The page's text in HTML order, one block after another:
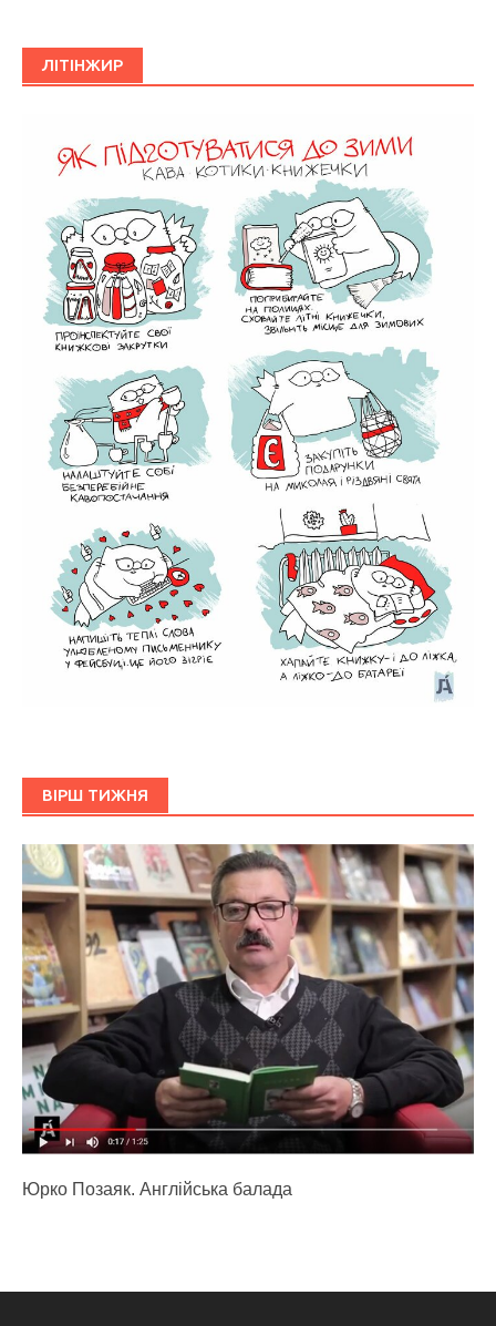
ЛІТІНЖИР
ВІРШ ТИЖНЯ
Юрко Позаяк. Англійська балада